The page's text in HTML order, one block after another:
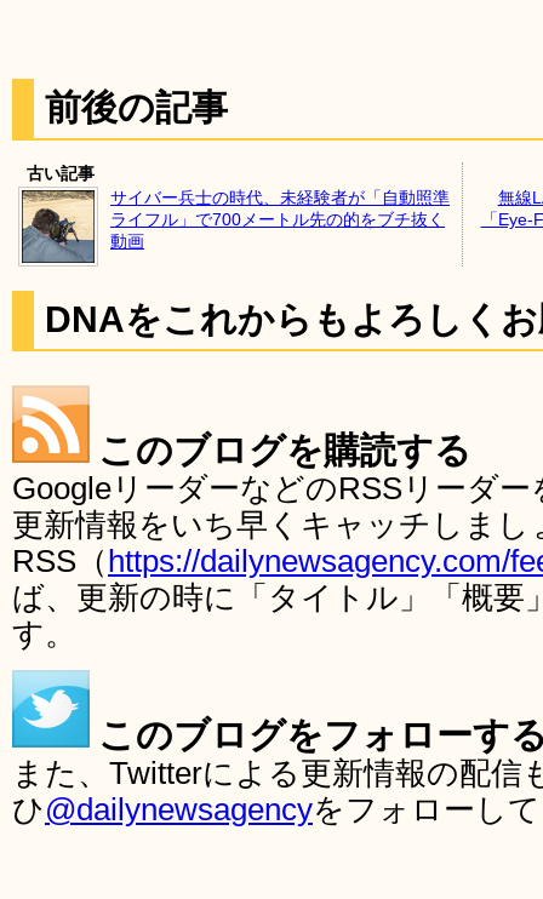
前後の記事
古い記事
サイバー兵士の時代、未経験者が「自動照準
ライフル」で700メートル先の的をブチ抜く
動画
無線
「
DNAをこれからもよろしく
このブログを購読する
GoogleリーダーなどのRSSリーダ
更新情報をいち早くキャッチしま
RSS（ https://dailynewsagency.com/
ば、更新の時に「タイトル」「概要
す。
このブログをフォローす
また、Twitterによる更新情報の配
ひ@dailynewsagencyをフォローし